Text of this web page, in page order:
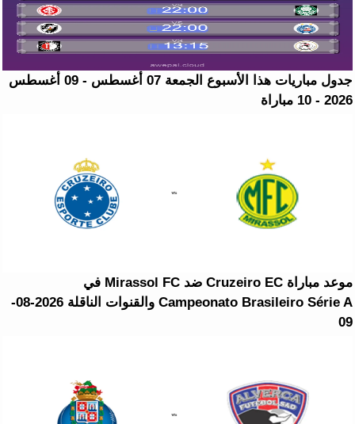
جدول مباريات هذا الأسبوع الجمعة 07 أغسطس - 09 أغسطس
2026 - 10 مباراة
موعد مباراة Cruzeiro EC ضد Mirassol FC في
Campeonato Brasileiro Série A والقنوات الناقلة 2026-08-
09